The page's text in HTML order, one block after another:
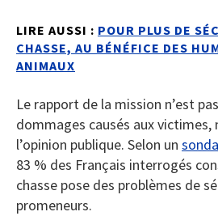
LIRE AUSSI : POUR PLUS DE
CHASSE, AU BÉNÉFICE DES
ANIMAUX
Le rapport de la mission n’est
dommages causés aux
l’opinion publique. Selon un
83 % des Français interrogés
chasse pose des problèmes de
promeneurs.